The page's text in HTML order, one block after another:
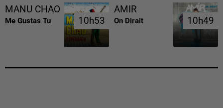
MANU CHAO
Me Gustas Tu 10h53
10h53
AMIR
On Dirait 10h49
10h49